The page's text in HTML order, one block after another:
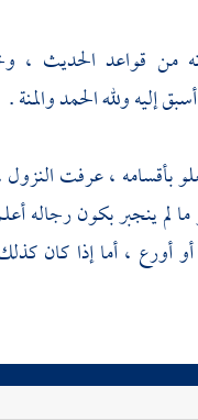
من قواعد الحديث ،
إليه ولله الحمد والمنة .
بأقسامه ، عرفت
لم ينجبر بكون رجاله
أورع ، أما إذا كان